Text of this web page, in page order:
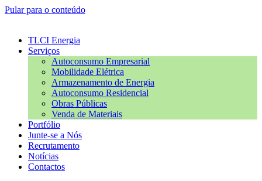
Pular para o conteúdo
TLCI Energia
Serviços
Autoconsumo Empresarial
Mobilidade Elétrica
Armazenamento de Energia
Autoconsumo Residencial
Obras Públicas
Venda de Materiais
Portfólio
Junte-se a Nós
Recrutamento
Notícias
Contactos